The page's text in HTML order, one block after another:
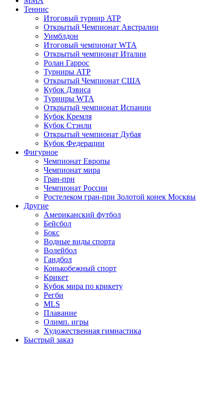
Теннис
Итоговый турнир ATP
Открытый Чемпионат Австралии
Уимблдон
Итоговый чемпионат WTA
Открытый чемпионат Италии
Ролан Гаррос
Турниры ATP
Открытый Чемпионат США
Кубок Дэвиса
Турниры WTA
Открытый чемпионат Испании
Кубок Кремля
Кубок Стэнли
Открытый чемпионат Дубая
Кубок Федерации
Фигурное
Чемпионат Европы
Чемпионат мира
Гран-при
Чемпионат России
Ростелеком гран-при Золотой конек Москвы
Другие
Американский футбол
Бейсбол
Бокс
Водные виды спорта
Волейбол
Гандбол
Конькобежный спорт
Крикет
Кубок мира по крикету
Регби
MLS
Плавание
Олимп. игры
Художественная гимнастика
Быстрый заказ